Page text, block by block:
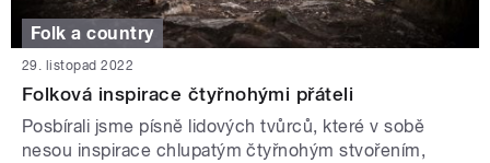
Folk a country
29. listopad 2022
Folková inspirace čtyřnohými přáteli
Posbírali jsme písně lidových tvůrců, které v sobě
nesou inspirace chlupatým čtyřnohým stvořením,